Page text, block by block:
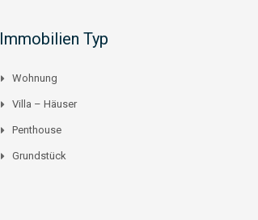
Immobilien Typ
Wohnung
Villa – Häuser
Penthouse
Grundstück